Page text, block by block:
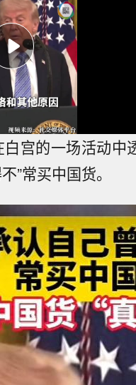
白宫的一场活动中
”常买中国货。